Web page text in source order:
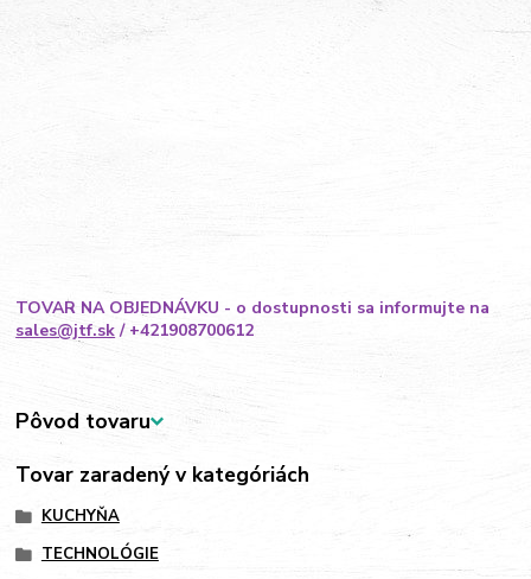
TOVAR NA OBJEDNÁVKU - o dostupnosti sa informujte na
sales@jtf.sk / +421908700612
Pôvod tovaru
Tovar zaradený v kategóriách
KUCHYŇA
TECHNOLÓGIE